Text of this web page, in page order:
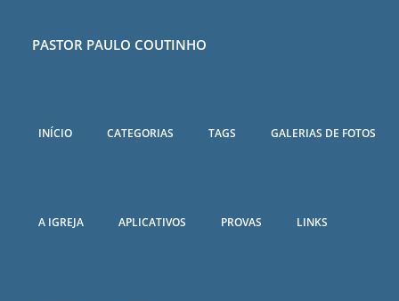
PASTOR PAULO COUTINHO
INÍCIO CATEGORIAS TAGS GALERIAS DE FOTOS
A IGREJA APLICATIVOS PROVAS LINKS